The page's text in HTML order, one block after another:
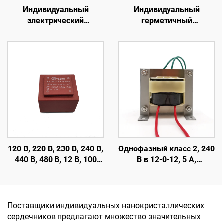
Индивидуальный
электрический
трансформатор 500 ВА
трансформатор класса
H, усилитель мощности
Индивидуальный
герметичный
трансформатор для
трансформатор с 110 В
на 12 В для усилителя
120 В, 220 В, 230 В, 240 В,
440 В, 480 В, 12 В, 100
печатной платой
Однофазный класс 2, 240
В в 12-0-12, 5 А,
Поставщики индивидуальных нанокристаллических
сердечников предлагают множество значительных